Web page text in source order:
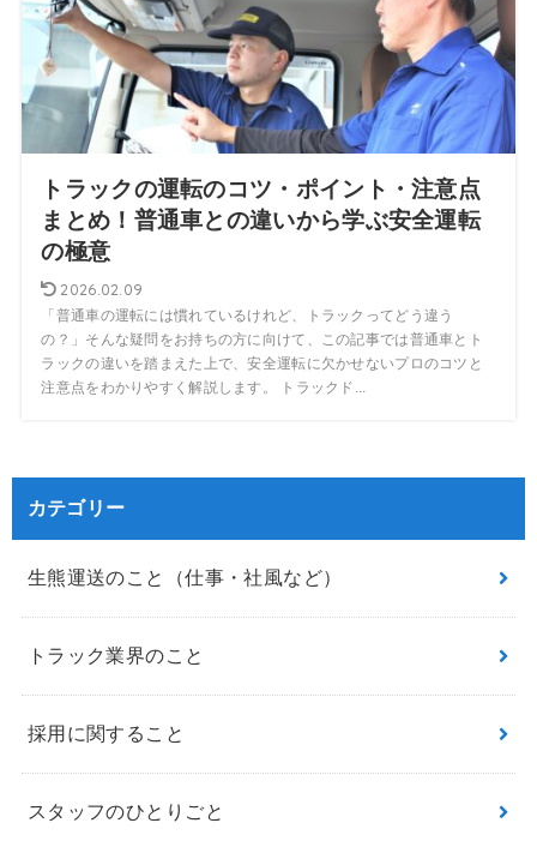
トラックの運転のコツ・ポイント・注意点
まとめ！普通車との違いから学ぶ安全運転
の極意
2026.02.09
「普通車の運転には慣れているけれど、トラックってどう違う
の？」そんな疑問をお持ちの方に向けて、この記事では普通車とト
ラックの違いを踏まえた上で、安全運転に欠かせないプロのコツと
注意点をわかりやすく解説します。 トラックド...
カテゴリー
生熊運送のこと（仕事・社風など）
トラック業界のこと
採用に関すること
スタッフのひとりごと